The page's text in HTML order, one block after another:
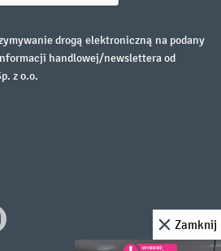
drogą elektroniczną na podany
handlowej/newslettera od
z o.o.
Zamknij